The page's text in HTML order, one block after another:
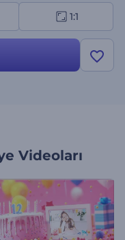
girişleri ve sıcak bir
Hemen
1:1
Videoları